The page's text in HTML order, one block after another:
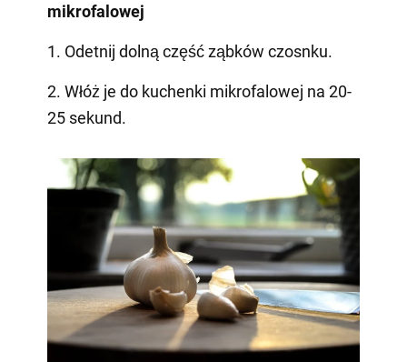
mikrofalowej
1. Odetnij dolną część ząbków czosnku.
2. Włóż je do kuchenki mikrofalowej na 20-
25 sekund.